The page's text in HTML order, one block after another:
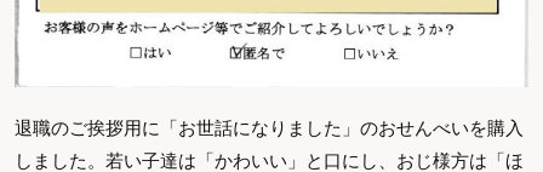
退職のご挨拶用に「お世話になりました」のおせんべいを購入
しました。若い子達は「かわいい」と口にし、おじ様方は「ほ